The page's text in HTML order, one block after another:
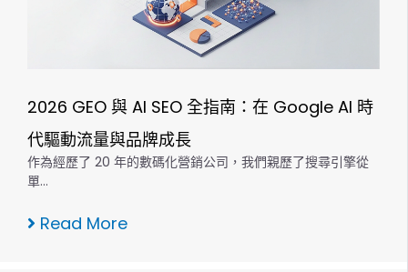
2026 GEO 與 AI SEO 全指南：在 Google AI 時
代驅動流量與品牌成長
作為經歷了 20 年的數碼化營銷公司，我們親歷了搜尋引擎從
單…
Read More